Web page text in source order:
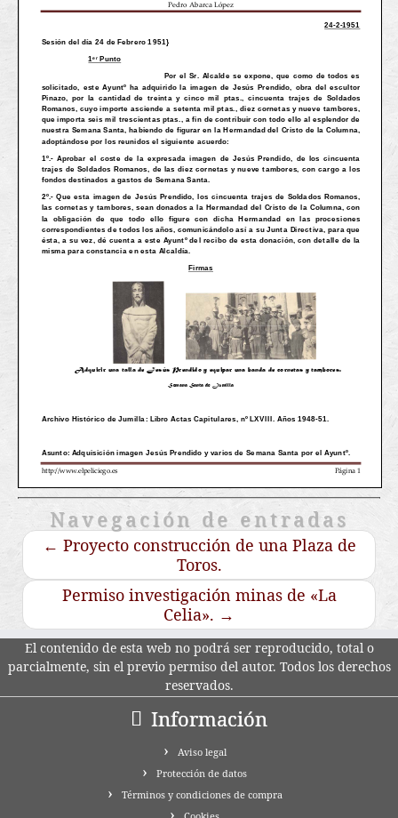
Navegación de entradas
← Proyecto construcción de una Plaza de
Toros.
Permiso investigación minas de «La
Celia». →
El contenido de esta web no podrá ser reproducido, total o
parcialmente, sin el previo permiso del autor. Todos los derechos
reservados.
Información
Aviso legal
Protección de datos
Términos y condiciones de compra